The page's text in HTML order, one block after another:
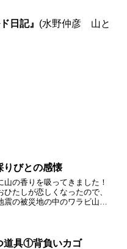
日記』 (水野仲彦 山と
りびとの感懐
山の香りを吸ってきました！
ひたしが恋しくなったので、
震の被災地の中のワラビ山ま
行程では、落石...
道具①背負いカゴ